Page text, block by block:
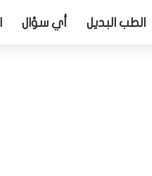
الطب البديل أي سؤال